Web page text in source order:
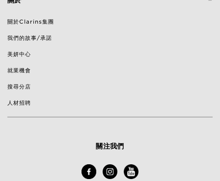
關於Clarins集團
我們的故事/承諾
美妍中心
就業機會
搜尋分店
人材招聘
關注我們